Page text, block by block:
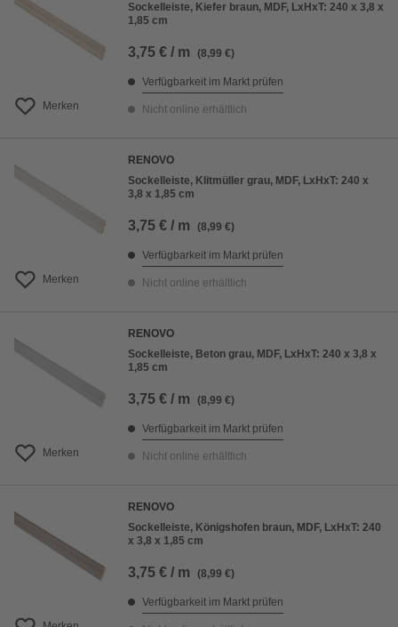
Merken
Sockelleiste, Kiefer braun, MDF, LxHxT: 240 x 3,8 x
1,85 cm
3,75 € / m (8,99 €)
Verfügbarkeit im Markt prüfen
Nicht online erhältlich
Merken
RENOVO
Sockelleiste, Klitmüller grau, MDF, LxHxT: 240 x
3,8 x 1,85 cm
3,75 € / m (8,99 €)
Verfügbarkeit im Markt prüfen
Nicht online erhältlich
Merken
RENOVO
Sockelleiste, Beton grau, MDF, LxHxT: 240 x 3,8 x
1,85 cm
3,75 € / m (8,99 €)
Verfügbarkeit im Markt prüfen
Nicht online erhältlich
RENOVO
Sockelleiste, Königshofen braun, MDF, LxHxT: 240
x 3,8 x 1,85 cm
3,75 € / m (8,99 €)
Verfügbarkeit im Markt prüfen